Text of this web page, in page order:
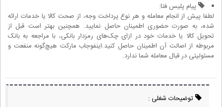
پیام پلیس فتا:
لطفا پیش از انجام معامله و هر نوع پرداخت وجه، از صحت کالا یا خدمات ارائه
شده، به صورت حضوری اطمینان حاصل نمایید. همچنین بهتر است قبل از
تحویل کالا یا خدمات خود در ازای چک‌های رمزدار بانکی، با مراجعه به بانک
مربوطه از اصالت آن اطمینان حاصل کنید.اینفوجاب مارکت هیچ‌گونه منفعت و
مسئولیتی در قبال معامله شما ندارد.
توضیحات شغلی :